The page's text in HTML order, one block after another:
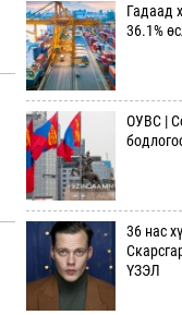
Гадаад
36.1%
ОУВС |
36 нас
ҮЗЭЛ